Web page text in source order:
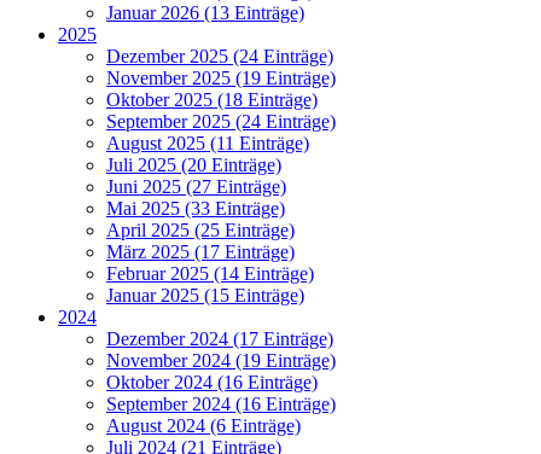
Januar 2026 (13 Einträge)
2025
Dezember 2025 (24 Einträge)
November 2025 (19 Einträge)
Oktober 2025 (18 Einträge)
September 2025 (24 Einträge)
August 2025 (11 Einträge)
Juli 2025 (20 Einträge)
Juni 2025 (27 Einträge)
Mai 2025 (33 Einträge)
April 2025 (25 Einträge)
März 2025 (17 Einträge)
Februar 2025 (14 Einträge)
Januar 2025 (15 Einträge)
2024
Dezember 2024 (17 Einträge)
November 2024 (19 Einträge)
Oktober 2024 (16 Einträge)
September 2024 (16 Einträge)
August 2024 (6 Einträge)
Juli 2024 (21 Einträge)